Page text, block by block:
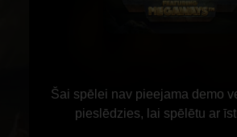
Šai spēlei nav pieejama demo
pieslēdzies, lai spēlētu ar